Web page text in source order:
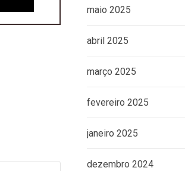
maio 2025
abril 2025
março 2025
fevereiro 2025
janeiro 2025
dezembro 2024